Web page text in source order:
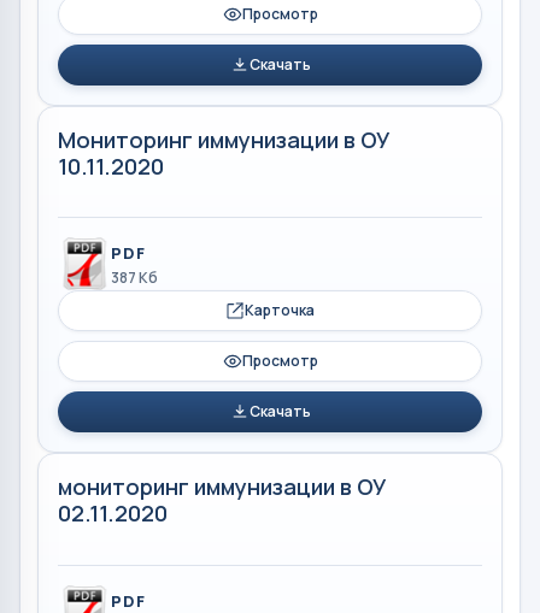
Просмотр
Скачать
Мониторинг иммунизации в ОУ
10.11.2020
PDF
387 Кб
Карточка
Просмотр
Скачать
мониторинг иммунизации в ОУ
02.11.2020
PDF